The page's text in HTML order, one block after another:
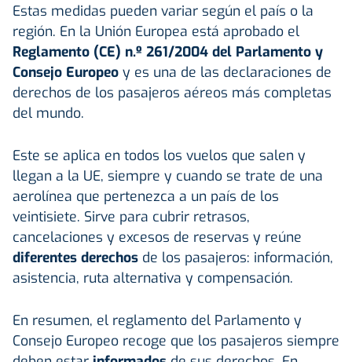
Estas medidas pueden variar según el país o la
región. En la Unión Europea está aprobado el
Reglamento (CE) n.º 261/2004 del Parlamento y
Consejo Europeo y es una de las declaraciones de
derechos de los pasajeros aéreos más completas
del mundo.
Este se aplica en todos los vuelos que salen y
llegan a la UE, siempre y cuando se trate de una
aerolínea que pertenezca a un país de los
veintisiete. Sirve para cubrir retrasos,
cancelaciones y excesos de reservas y reúne
diferentes derechos de los pasajeros: información,
asistencia, ruta alternativa y compensación.
En resumen, el reglamento del Parlamento y
Consejo Europeo recoge que los pasajeros siempre